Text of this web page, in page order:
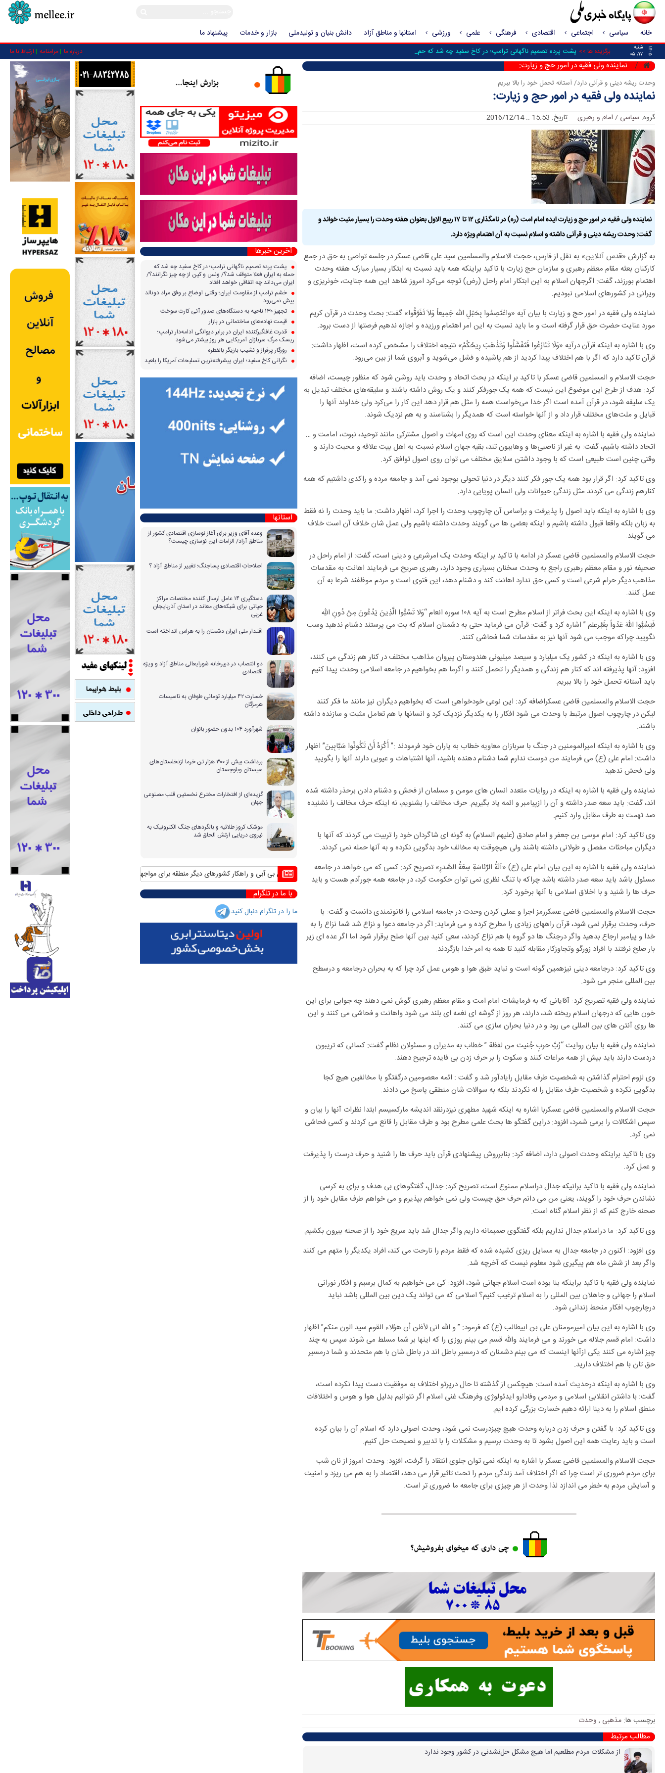
خانه سیاسی اجتماعی اقتصادی فرهنگی علمی ورزشی استانها و مناطق آزاد دانش بنیان و تولیدملی بازار و خدمات پیشنهاد ما
۱۴۰۵
شنبه
۱۷/ ۰۵
برگزیده ها >> پشت پرده تصمیم ناگهانی ترامپ؛ در کاخ سفید چه شد که حمله به ایران ف _ درباره ما مرامنامه ارتباط با ما
نماینده ولی فقیه در امور حج و زیارت:
وحدت ریشه دینی و قرآنی دارد/ آستانه تحمل خود را بالا ببریم
نماینده ولی فقیه در امور حج و زیارت:
گروه: سیاسی / امام و رهبری تاریخ: 15:53 :: 2016/12/14
نماینده ولی فقیه در امور حج و زیارت ایده امام امت (ره) در نامگذاری ۱۲ تا ۱۷ ربیع الاول بعنوان هفته وحدت را بسیار مثبت خواند و
گفت: وحدت ریشه دینی و قرآنی داشته و اسلام نسبت به آن اهتمام ویژه دارد.
به گزارش «قدس آنلاین» به نقل از فارس، حجت الاسلام والمسلمین سید علی قاضی عسکر در جلسه تواصی به حق در جمع
کارکنان بعثه مقام معظم رهبری و سازمان حج زیارت با تاکید براینکه همه باید نسبت به ابتکار بسیار مبارک هفته وحدت
اهتمام بورزند، گفت: اگرجهان اسلام به این ابتکار امام راحل (رض) توجه می‌کرد امروز شاهد این همه جنایت، خونریزی و
ویرانی در کشورهای اسلامی نبودیم.
نماینده ولی فقیه در امور حج و زیارت با بیان آیه «واعْتَصِمُوا بِحَبْلِ اللّه جَمِیعاً وَلاَ تَفَرَّقُوا» گفت: بحث وحدت در قرآن کریم
مورد عنایت حضرت حق قرار گرفته است و ما باید نسبت به این امر اهتمام ورزیده و اجازه ندهیم فرصتها از دست برود.
وی با اشاره به اینکه قرآن درآیه «وَلَا تَنَازَعُوا فَتَفْشَلُوا وَتَذْهَبَ رِیحُکُمْ» نتیجه اختلاف را مشخص کرده است، اظهار داشت:
قرآن تاکید دارد که اگر با هم اختلاف پیدا کردید از هم پاشیده و فشل می‌شوید و آبروی شما از بین می‌رود.
حجت الاسلام و المسلمین قاضی عسکر با تاکید بر اینکه در بحث اتحاد و وحدت باید روشن شود که منظور چیست، اضافه
کرد: هدف از طرح این موضوع این نیست که همه یک جورفکر کنند و یک روش داشته باشند و سلیقه‌های مختلف تبدیل به
یک سلیقه شود، در قرآن آمده است اگر خدا می‌خواست همه را مثل هم قرار دهد این کار را می‌کرد ولی خداوند آنها را
قبایل و ملت‌های مختلف قرار داد و از آنها خواسته است که همدیگر را بشناسند و به هم نزدیک شوند.
نماینده ولی فقیه با اشاره به اینکه معنای وحدت این است که روی امهات و اصول مشترکی مانند توحید، نبوت، امامت و …
اتحاد داشته باشیم، گفت: به غیر از ناصبی‌ها و وهابیون تند، بقیه جهان اسلام نسبت به اهل بیت علاقه و محبت دارند و
وقتی چنین است طبیعی است که با وجود داشتن سلایق مختلف می توان روی اصول توافق کرد.
وی تاکید کرد: اگر قرار بود همه یک جور فکر کنند دیگر در دنیا تحولی بوجود نمی آمد و جامعه مرده و راکدی داشتیم که همه
کنارهم زندگی می کردند مثل زندگی حیوانات ولی انسان پویایی دارد.
وی با اشاره به اینکه باید اصول را پذیرفت و براساس آن چارچوب وحدت را اجرا کرد، اظهار داشت: ما باید وحدت را نه فقط
به زبان بلکه واقعا قبول داشته باشیم و اینکه بعضی ها می گویند وحدت داشته باشیم ولی عمل شان خلاف آن است خلاف
می گویند.
حجت الاسلام والمسلمین قاضی عسکر در ادامه با تاکید بر اینکه وحدت یک امرشرعی و دینی است، گفت: از امام راحل در
صحیفه نور و مقام معظم رهبری راجع به وحدت سخنان بسیاری وجود دارد، رهبری صریح می فرمایند اهانت به مقدسات
مذاهب دیگر حرام شرعی است و کسی حق ندارد اهانت کند و دشنام دهد، این فتوی است و مردم موظفند شرعا به آن
عمل کنند.
وی با اشاره به اینکه این بحث فراتر از اسلام مطرح است به آیه ۱۰۸ سوره انعام “وَلا تَسُبُّوا الَّذِینَ یَدْعُونَ مِنْ دُونِ اللّه‌ِ
فَیَسُبُّوا اللّه‌َ عَدْواً بِغَیْرعلم ” اشاره کرد و گفت: قرآن می فرماید حتی به دشمنان اسلام که بت می پرستند دشنام ندهید وسب
نگویید چراکه موجب می شود آنها نیز به مقدسات شما فحاشی کنند.
وی با اشاره به اینکه در کشور یک میلیارد و سیصد میلیونی هندوستان پیروان مذاهب مختلف در کنار هم زندگی می کنند،
افزود: آنها پذیرفته اند که کنار هم زندگی و همدیگر را تحمل کنند و اگرما هم بخواهیم در جامعه اسلامی وحدت پیدا کنیم
باید آستانه تحمل خود را بالا ببریم.
حجت الاسلام والمسلمین قاضی عسکراضافه کرد: این نوعی خودخواهی است که بخواهیم دیگران نیز مانند ما فکر کنند
لیکن در چارچوب اصول مرتبط با وحدت می شود افکار را به یکدیگر نزدیک کرد و انسانها با هم تعامل مثبت و سازنده داشته
باشند.
وی با اشاره به اینکه امیرالمومنین در جنگ با سربازان معاویه خطاب به یاران خود فرمودند :” أَکْرَهُ أَنْ تَکُونُوا سَبَّابِینَ” اظهار
داشت: امام علی (ع) می فرمایند من دوست ندارم شما دشنام دهنده باشید، آنها اشتباهات و عیوبی دارند آنها را بگویید
ولی فحش ندهید.
نماینده ولی فقیه با اشاره به اینکه در روایات متعدد انسان های مومن و مسلمان از فحش و دشنام دادن برحذر داشته شده
اند، گفت: باید سعه صدر داشته و آن را ازپیامبر و ائمه یاد بگیریم. حرف مخالف را بشنویم، نه اینکه حرف مخالف را نشنیده
صد تهمت به طرف مقابل وارد کنیم.
وی تاکید کرد: امام موسی بن جعفر و امام صادق (علیهم السلام) به گونه ای شاگردان خود را تربیت می کردند که آنها با
دیگران مباحثات مفصل و طولانی داشته باشند ولی هیچوقت به مخالف خود بدگویی نکرده و به آنها حمله نمی کردند.
نماینده ولی فقیه با اشاره به این بیان امام علی (ع) «آلَةُ الرِّئاسَةِ سِعَةُ الصَّدرِ» تصریح کرد: کسی که می خواهد در جامعه
مسئول باشد باید سعه صدر داشته باشد چراکه با تنگ نظری نمی توان حکومت کرد، در جامعه همه جورآدم هست و باید
حرف ها را شنید و با اخلاق اسلامی با آنها برخورد کرد.
حجت الاسلام والمسلمین قاضی عسکررمز اجرا و عملی کردن وحدت در جامعه اسلامی را قانونمندی دانست و گفت: با
حرف، وحدت برقرار نمی شود، قرآن راههای زیادی را مطرح کرده و می فرماید: اگر در جامعه دعوا و نزاع شد شما نزاع را به
خدا و پیامبر ارجاع بدهید واگر درجنگ ها دو گروه با هم نزاع کردند، سعی کنید بین آنها صلح برقرار شود اما اگر عده ای زیر
بار صلح نرفتند با افراد زورگو وتجاوزکار مقابله کنید تا همه به امر خدا بازگردند.
وی تاکید کرد: درجامعه دینی نیزهمین گونه است و نباید طبق هوا و هوس عمل کرد چرا که به بحران درجامعه و درسطح
بین المللی منجر می شود.
نماینده ولی فقیه تصریح کرد: آقایانی که به فرمایشات امام امت و مقام معظم رهبری گوش نمی دهند چه جوابی برای این
خون هایی که درجهان اسلام ریخته شد، دارند، هر روز از گوشه ای نغمه ای بلند می شود واهانت و فحاشی می کنند و این
ها روی آنتن های بین المللی می رود و در دنیا بحران سازی می کنند.
نماینده ولی فقیه با بیان روایت “رُبَّ حربٍ جُنیت من لفظة ” خطاب به مدیران و مسئولان نظام گفت: کسانی که تریبون
دردست دارند باید بیش از همه مراعات کنند و سکوت را بر حرف زدن بی فایده ترجیح دهند.
وی لزوم احترام گذاشتن به شخصیت طرف مقابل رایادآور شد و گفت : ائمه معصومین درگفتگو با مخالفین هیچ کجا
بدگویی نکرده و شخصیت طرف مقابل را له نکردند بلکه به سوالات شان منطقی پاسخ می دادند.
حجت الاسلام والمسلمین قاضی عسکربا اشاره به اینکه شهید مطهری نیزدرنقد اندیشه مارکسیسم ابتدا نظرات آنها را بیان و
سپس اشکالات را برمی شمرد، افزود: دراین گفتگو ها بحث علمی مطرح بود و طرف مقابل را قانع می کردند و کسی فحاشی
نمی کرد.
وی با تاکید براینکه وحدت اصولی دارد، اضافه کرد: بنابرروش پیشنهادی قرآن باید حرف ها را شنید و حرف درست را پذیرفت
و عمل کرد.
نماینده ولی فقیه با تاکید برانیکه جدال دراسلام ممنوع است، تصریح کرد: جدال، گفتگوهای بی هدف و برای به کرسی
نشاندن حرف خود را گویند، یعنی من می دانم حرف حق چیست ولی نمی خواهم بپذیرم و می خواهم طرف مقابل خود را از
صحنه خارج کنم که از نظر اسلام گناه است.
وی تاکید کرد: ما دراسلام جدال نداریم بلکه گفتگوی صمیمانه داریم واگر جدال شد باید سریع خود را از صحنه بیرون بکشیم.
وی افزود: اکنون در جامعه جدال به مسایل ریزی کشیده شده که فقط مردم را نارحت می کند، افراد یکدیگر را متهم می کنند
واگر بعد از شش ماه هم پیگیری شود معلوم نیست که آخرچه شد.
نماینده ولی فقیه با تاکید براینکه بنا بوده است اسلام جهانی شود، افزود: کی می خواهیم به کمال برسیم و افکار نورانی
اسلام را جهانی و جاهلان بین المللی را به اسلام ترغیب کنیم؟ اسلامی که می تواند یک دین بین المللی باشد نباید
درچارچوب افکار منحط زندانی شود.
وی با اشاره به این بیان امیرمومنان علی بن ابیطالب (ع) که فرمود: ” و الله انی لأظن أن هؤلاء القوم سید الون منکم” اظهار
داشت: امام قسم جلاله می خورند و می فرمایند والله قسم می بینم روزی را که اینها بر شما مسلط می شوند سپس به چند
چیز اشاره می کنند یکی ازآنها اینست که می بینم دشمنان که درمسیر باطل اند در باطل شان با هم متحدند و شما درمسیر
حق تان با هم اختلاف دارید.
وی با اشاره به اینکه درحدیث آمده است: هیچکس از گذشته تا حال درپرتو اختلاف به موفقیت دست پیدا نکرده است،
گفت: با داشتن انقلابی اسلامی و مردمی وفادارو ایدئولوژی وفرهنگ غنی اسلام اگر نتوانیم بدلیل هوا و هوس و اختلافات
منطق اسلام را به دینا ارائه دهیم خسارت بزرگی کرده ایم.
وی تاکید کرد: با گفتن و حرف زدن درباره وحدت هیچ چیزدرست نمی شود، وحدت اصولی دارد که اسلام آن را بیان کرده
است و باید رعایت همه این اصول بشود تا به وحدت برسیم و مشکلات را با تدبیر و نصیحت حل کنیم.
حجت الاسلام والمسلمین قاضی عسکر با اشاره به اینکه نمی توان جلوی انتقاد را گرفت، افزود: وحدت امروز از نان شب
برای مردم ضروری تر است چرا که اگر اختلاف آمد زندگی مردم را تحت تاثیر قرار می دهد، اقتصاد را به هم می ریزد و امنیت
و آسایش مردم به خطر می اندازد لذا وحدت از هر چیزی برای جامعه ما ضروری تر است.
برچسب ها: مذهبی , وحدت
مطالب مرتبط
از مشکلات مردم مطلعیم اما هیچ مشکل حل‌نشدنی در کشور وجود ندارد
آخرین خبرها
پشت پرده تصمیم ناگهانی ترامپ؛ در کاخ سفید چه شد که
حمله به ایران فعلا متوقف شد؟/ ونس و کین از چه چیز نگرانند؟/
ایران می‌داند چه اتفاقی خواهد افتاد
خشم ترامپ از مقاومت ایران؛ وقتی اوضاع بر وفق مراد دونالد
پیش نمی‌رود
تجهیز ۱۳۰ ناحیه به دستگاه‌های صدور آنی کارت سوخت
قیمت نهاده‌های ساختمانی در بازار
قدرت غافلگیرکننده ایران در برابر دیوانگی ادامه‌دار ترامپ؛
ریسک مرگ سربازان آمریکایی هر روز بیشتر می‌شود
روزگار پرفراز و نشیب بازیگر بالفطره
نگرانی کاخ سفید؛ ایران پیشرفته‌ترین تسلیحات آمریکا را بلعید
استانها
وعده آقای وزیر برای آغاز نوسازی اقتصادی کشور از
مناطق آزاد/ الزامات این نوسازی چیست؟
اصلاحاتِ اقتصادی پساجنگ؛ تغییر از مناطق آزاد ؟
دستگیری ۱۴ عامل ارسال کننده مختصات مراکز
حیاتی برای شبکه‌های معاند در استان آذربایجان
غربی
اقتدار ملی ایران دشمنان را به هراس انداخته است
دو انتصاب در دبیرخانه شورایعالی مناطق آزاد و ویژه
اقتصادی
خسارت ۴۲ میلیارد تومانی طوفان به تاسیسات
هرمزگان
شهرآورد ۱۰۴ بدون حضور بانوان
برداشت بیش از ۳۰۰ هزار تن خرما ازنخلستان‌های
سیستان وبلوچستان
گزیده‌ای از افتخارات مخترع نخستین قلب مصنوعی
جهان
موشک کروز طلائیه و بالگردهای جنگ الکترونیک به
نیروی دریایی ارتش الحاق شد
بحران بی آبی و راهکار کشورهای دیگر منطقه برای مواجهه با آن منافع پایدار ایران در شانگهای چیست؟ استقبال
با ما در تلگرام
ما را در تلگرام دنبال کنید